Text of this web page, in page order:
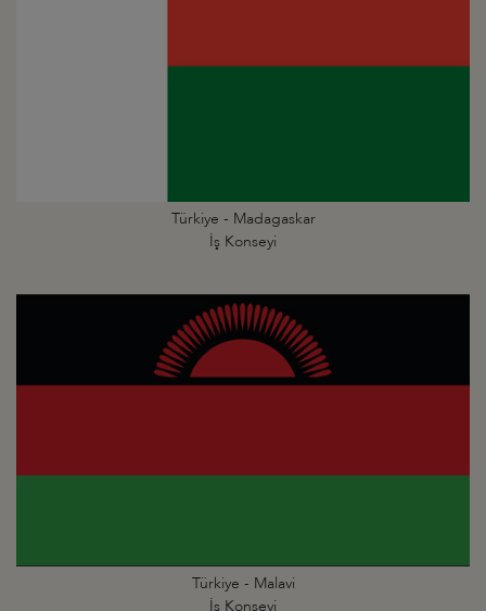
Türkiye - Madagaskar
İş Konseyi
Türkiye - Malavi
İş Konseyi